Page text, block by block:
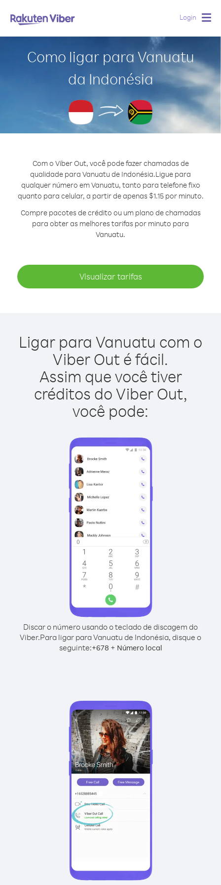
Login
Como ligar para Vanuatu
da Indonésia
Com o Viber Out, você pode fazer chamadas de
qualidade para Vanuatu de Indonésia.Ligue para
qualquer número em Vanuatu, tanto para telefone fixo
quanto para celular, a partir de apenas $1.15 por minuto.
Compre pacotes de crédito ou um plano de chamadas
para obter as melhores tarifas por minuto para
Vanuatu.
Visualizar tarifas
Ligar para Vanuatu com o
Viber Out é fácil.
Assim que você tiver
créditos do Viber Out,
você pode:
Discar o número usando o teclado de discagem do
Viber.Para ligar para Vanuatu de Indonésia, disque o
seguinte:+678 + Número local